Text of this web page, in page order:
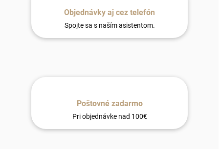
Objednávky aj cez telefón
Spojte sa s naším asistentom.
Poštovné zadarmo
Pri objednávke nad 100€